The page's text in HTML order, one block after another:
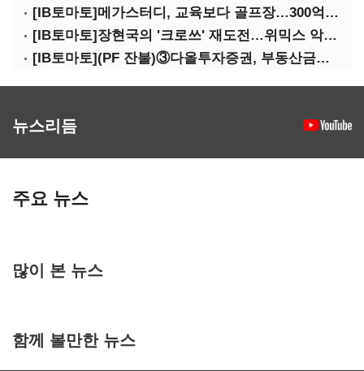
[IB토마토]메가스터디, 교육보다 골프장…300억 대여 뒤 보증 리스크
[IB토마토]장현국의 '크로쓰' 재도전…위믹스 악몽 지울 수 있나
[IB토마토](PF 잔불)③다올투자증권, 부동산금융 줄였지만 정상화는 진행형
뉴스리듬
주요 뉴스
많이 본 뉴스
함께 볼만한 뉴스